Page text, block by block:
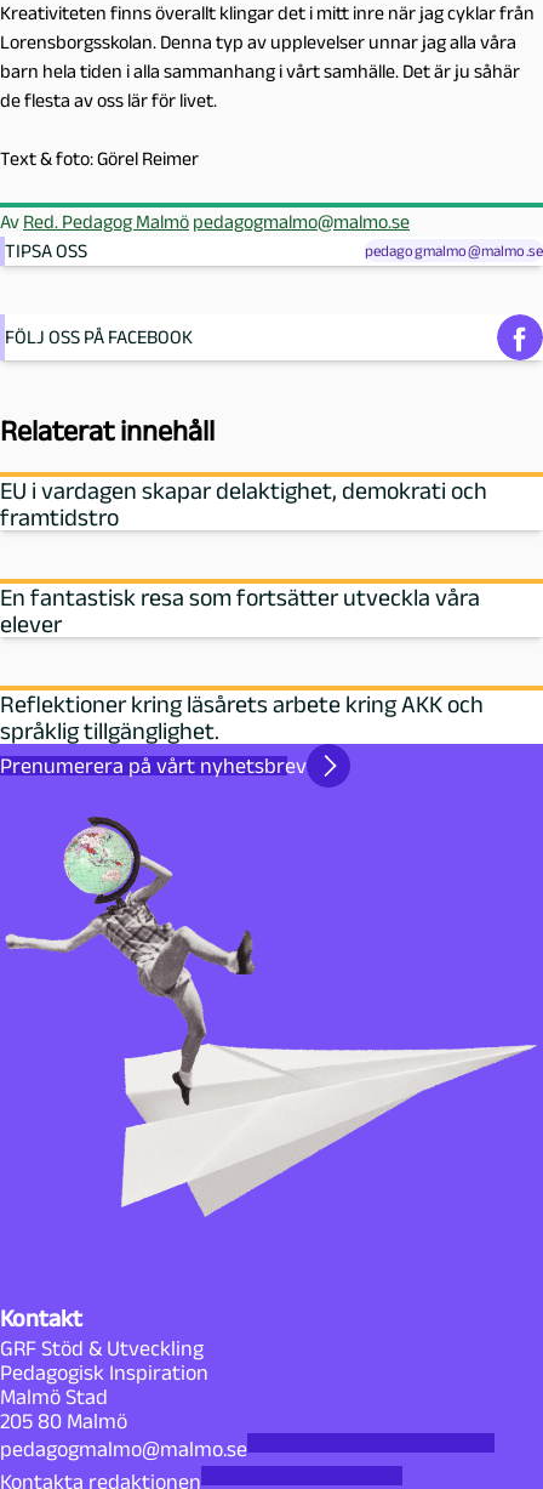
Kreativiteten finns överallt klingar det i mitt inre när jag cyklar från
Lorensborgsskolan. Denna typ av upplevelser unnar jag alla våra
barn hela tiden i alla sammanhang i vårt samhälle. Det är ju såhär
de flesta av oss lär för livet.
Text & foto: Görel Reimer
Av Red. Pedagog Malmö pedagogmalmo@malmo.se
TIPSA OSS
pedagogmalmo@malmo.se
FÖLJ OSS PÅ FACEBOOK
Relaterat innehåll
EU i vardagen skapar delaktighet, demokrati och
framtidstro
En fantastisk resa som fortsätter utveckla våra
elever
Reflektioner kring läsårets arbete kring AKK och
språklig tillgänglighet.
Prenumerera på vårt nyhetsbrev
Kontakt
GRF Stöd & Utveckling
Pedagogisk Inspiration
Malmö Stad
205 80 Malmö
pedagogmalmo@malmo.se
Kontakta redaktionen